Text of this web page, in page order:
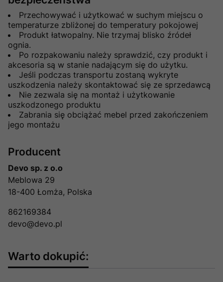
Przechowywać i użytkować w suchym miejscu o
temperaturze zbliżonej do temperatury pokojowej
Produkt łatwopalny. Nie trzymaj blisko źródeł
ognia.
Po rozpakowaniu należy sprawdzić, czy produkt i
akcesoria są w stanie nadającym się do użytku.
Jeśli podczas transportu zostaną wykryte
uszkodzenia należy skontaktować się ze sprzedawcą
Nie zezwala się na montaż i użytkowanie
uszkodzonego produktu
Zabrania się obciążać mebel przed zakończeniem
jego montażu
Producent
Devo sp. z o.o
Meblowa 29
18-400 Łomża, Polska
862169384
devo@devo.pl
Warto dokupić: